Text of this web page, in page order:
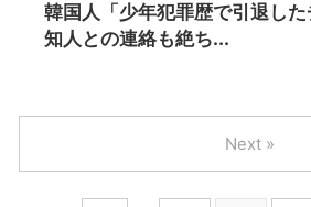
韓国人「少年犯罪歴で引退した
知人との連絡も絶ち...
Next »